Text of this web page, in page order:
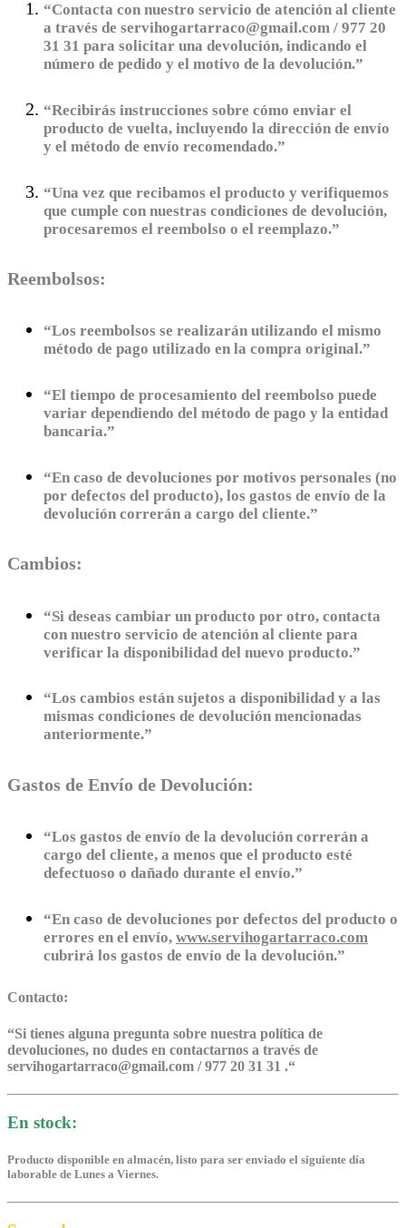
“Contacta con nuestro servicio de atención al cliente
a través de servihogartarraco@gmail.com / 977 20
31 31 para solicitar una devolución, indicando el
número de pedido y el motivo de la devolución.”
“Recibirás instrucciones sobre cómo enviar el
producto de vuelta, incluyendo la dirección de envío
y el método de envío recomendado.”
“Una vez que recibamos el producto y verifiquemos
que cumple con nuestras condiciones de devolución,
procesaremos el reembolso o el reemplazo.”
Reembolsos:
“Los reembolsos se realizarán utilizando el mismo
método de pago utilizado en la compra original.”
“El tiempo de procesamiento del reembolso puede
variar dependiendo del método de pago y la entidad
bancaria.”
“En caso de devoluciones por motivos personales (no
por defectos del producto), los gastos de envío de la
devolución correrán a cargo del cliente.”
Cambios:
“Si deseas cambiar un producto por otro, contacta
con nuestro servicio de atención al cliente para
verificar la disponibilidad del nuevo producto.”
“Los cambios están sujetos a disponibilidad y a las
mismas condiciones de devolución mencionadas
anteriormente.”
Gastos de Envío de Devolución:
“Los gastos de envío de la devolución correrán a
cargo del cliente, a menos que el producto esté
defectuoso o dañado durante el envío.”
“En caso de devoluciones por defectos del producto o
errores en el envío, www.servihogartarraco.com
cubrirá los gastos de envío de la devolución.”
Contacto:
“Si tienes alguna pregunta sobre nuestra política de
devoluciones, no dudes en contactarnos a través de
servihogartarraco@gmail.com / 977 20 31 31 .“
En stock:
Producto disponible en almacén, listo para ser enviado el siguiente día
laborable de Lunes a Viernes.